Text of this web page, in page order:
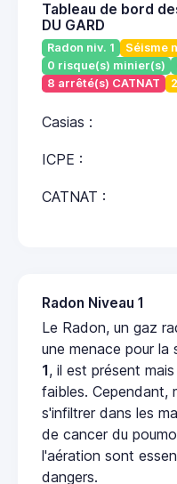
Tableau de bord
DU GARD
Radon niv. 1 Séisme
0 risque(s) minier(s)
8 arrêté(s) CATNAT
Casias :
ICPE :
CATNAT :
Radon Niveau 1
Le Radon, un gaz
une menace pour la
1, il est présent
faibles. Cependant,
s'infiltrer dans les
de cancer du
l'aération sont
dangers.